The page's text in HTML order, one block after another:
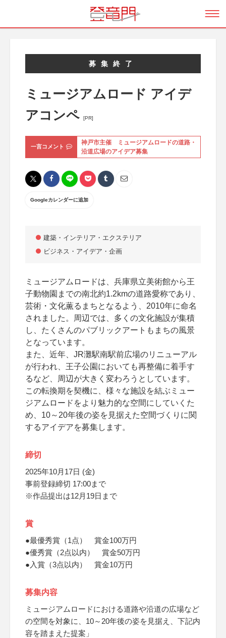
募集終了
ミュージアムロード アイデ
アコンペ
[PR]
一言コメント
神戸市主催 ミュージアムロードの道路・
沿道広場のアイデア募集
Googleカレンダーに追加
建築・インテリア・エクステリア
ビジネス・アイデア・企画
ミュージアムロードは、兵庫県立美術館から王
子動物園までの南北約1.2kmの道路愛称であり、
芸術・文化薫るまちとなるよう、2010年に命名
されました。周辺では、多くの文化施設が集積
し、たくさんのパブリックアートもまちの風景
となっています。
また、近年、JR灘駅南駅前広場のリニューアル
が行われ、王子公園においても再整備に着手す
るなど、周辺が大きく変わろうとしています。
この転換期を契機に、様々な施設を結ぶミュー
ジアムロードをより魅力的な空間にしていくた
め、10～20年後の姿を見据えた空間づくりに関
するアイデアを募集します。
締切
2025年10月17日 (金)
事前登録締切 17:00まで
※作品提出は12月19日まで
賞
●最優秀賞（1点） 賞金100万円
●優秀賞（2点以内） 賞金50万円
●入賞（3点以内） 賞金10万円
募集内容
ミュージアムロードにおける道路や沿道の広場など
の空間を対象に、10～20年後の姿を見据え、下記内
容を踏まえた提案」